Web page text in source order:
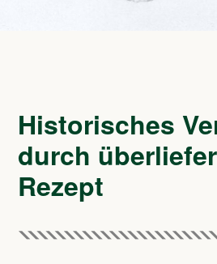
Historisches
durch
Rezept